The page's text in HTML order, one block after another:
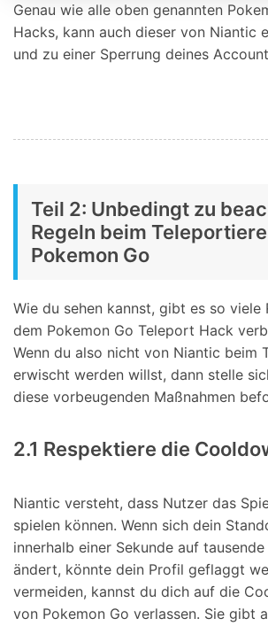
Genau wie alle oben genannten
Hacks, kann auch dieser von Niantic
und zu einer Sperrung deines
Teil 2: Unbedingt zu
Regeln beim
Pokemon Go
Wie du sehen kannst, gibt es so viele
dem Pokemon Go Teleport Hack
Wenn du also nicht von Niantic beim
erwischt werden willst, dann stelle
diese vorbeugenden Maßnahmen
2.1 Respektiere die
Niantic versteht, dass Nutzer das
spielen können. Wenn sich dein
innerhalb einer Sekunde auf
ändert, könnte dein Profil geflaggt
vermeiden, kannst du dich auf die
von Pokemon Go verlassen. Sie gibt